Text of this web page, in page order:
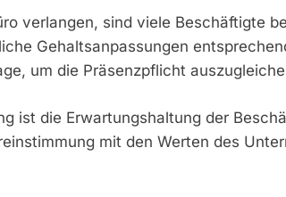
verlangen, sind viele Beschäftigte
Gehaltsanpassungen
um die Präsenzpflicht
ist die Erwartungshaltung der
mit den Werten des